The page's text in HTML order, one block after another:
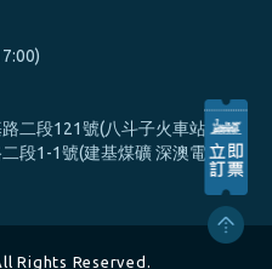
二段121號(八斗子火車站旁)
段1-1號(建基煤礦 深澳電廠
Rights Reserved.